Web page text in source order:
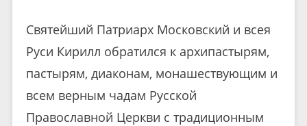
Святейший Патриарх Московский и всея
Руси Кирилл обратился к архипастырям,
пастырям, диаконам, монашествующим и
всем верным чадам Русской
Православной Церкви с традиционным